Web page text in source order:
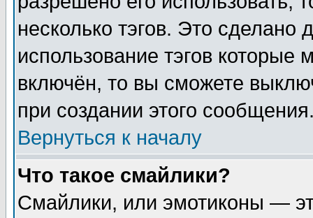
несколько тэгов. Это сделано
использование тэгов
включён, то вы сможете
при создании этого
Вернуться к началу
Что такое смайлики?
Смайлики, или эмотиконы —